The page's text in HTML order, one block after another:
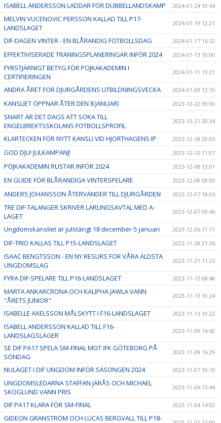
ISABELL ANDERSSON LADDAR FÖR DUBBELLANDSKAMP 2024-01-24 10:54
MELVIN VUCENOVIC PERSSON KALLAD TILL P17-
LANDSLAGET
2024-01-19 12:21
DIF-DAGEN VINTER - EN BLÅRANDIG FOTBOLLSDAG 2024-01-17 16:32
EFFEKTIVISERADE TRÄNINGSPLANERINGAR INFÖR 2024 2024-01-13 10:00
FYRSTJÄRNIGT BETYG FÖR POJKAKADEMIN I
CERTIFIERINGEN
2024-01-11 13:21
ANDRA ÅRET FÖR DJURGÅRDENS UTBILDNINGSVECKA 2024-01-09 12:10
KANSLIET ÖPPNAR ÅTER DEN 8 JANUARI 2023-12-22 09:00
SNART ÄR DET DAGS ATT SÖKA TILL
ENGELBREKTSSKOLANS FOTBOLLSPROFIL
2023-12-21 20:34
KLARTECKEN FÖR NYTT KANSLI VID HJORTHAGENS IP 2023-12-18 20:03
GOD DJU! JULKAMPANJ! 2023-12-12 11:07
POJKAKADEMIN RUSTAR INFÖR 2024 2023-12-08 13:01
EN GUIDE FÖR BLÅRANDIGA VINTERSPELARE 2023-12-08 08:00
ANDERS JOHANSSON ÅTERVÄNDER TILL DJURGÅRDEN 2023-12-07 18:05
TRE DIF-TALANGER SKRIVER LÄRLINGSAVTAL MED A-
LAGET
2023-12-07 09:46
Ungdomskansliet är julstängt 18 december-5 januari 2023-12-06 11:11
DIF-TRIO KALLAS TILL P15-LANDSLAGET 2023-11-28 21:36
ISAAC BENGTSSON - EN NY RESURS FÖR VÅRA ÄLDSTA
UNGDOMSLAG
2023-11-21 11:23
FYRA DIF-SPELARE TILL P16-LANDSLAGET 2023-11-15 08:48
MÄRTA ANKARCRONA OCH KALIPHA JAWLA VANN
"ÅRETS JUNIOR"
2023-11-13 10:24
ISABELLE AXELSSON MÅLSKYTT I F16-LANDSLAGET 2023-11-13 10:22
ISABELL ANDERSSON KALLAD TILL F16-
LANDSLAGSLÄGER
2023-11-09 16:42
SE DIF PA17 SPELA SM-FINAL MOT IFK GÖTEBORG PÅ
SÖNDAG
2023-11-09 16:29
NULÄGET I DIF UNGDOM INFÖR SÄSONGEN 2024 2023-11-07 10:10
UNGDOMSLEDARNA STAFFAN JÄRÅS OCH MICHAEL
SKOGLUND VANN PRIS
2023-11-06 13:44
DIF PA17 KLARA FÖR SM-FINAL 2023-11-04 14:02
GIDEON GRANSTRÖM OCH LUCAS BERGVALL TILL P18-